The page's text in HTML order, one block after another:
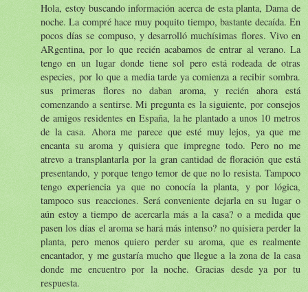
Hola, estoy buscando información acerca de esta planta, Dama de
noche. La compré hace muy poquito tiempo, bastante decaída. En
pocos días se compuso, y desarrolló muchísimas flores. Vivo en
ARgentina, por lo que recién acabamos de entrar al verano. La
tengo en un lugar donde tiene sol pero está rodeada de otras
especies, por lo que a media tarde ya comienza a recibir sombra.
sus primeras flores no daban aroma, y recién ahora está
comenzando a sentirse. Mi pregunta es la siguiente, por consejos
de amigos residentes en España, la he plantado a unos 10 metros
de la casa. Ahora me parece que esté muy lejos, ya que me
encanta su aroma y quisiera que impregne todo. Pero no me
atrevo a transplantarla por la gran cantidad de floración que está
presentando, y porque tengo temor de que no lo resista. Tampoco
tengo experiencia ya que no conocía la planta, y por lógica,
tampoco sus reacciones. Será conveniente dejarla en su lugar o
aún estoy a tiempo de acercarla más a la casa? o a medida que
pasen los días el aroma se hará más intenso? no quisiera perder la
planta, pero menos quiero perder su aroma, que es realmente
encantador, y me gustaría mucho que llegue a la zona de la casa
donde me encuentro por la noche. Gracias desde ya por tu
respuesta.